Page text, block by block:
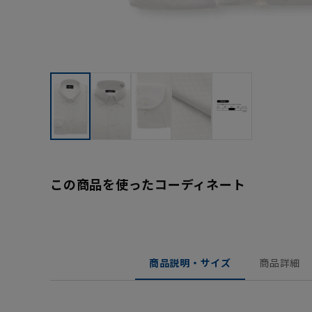
この商品を使ったコーディネート
商品説明・サイズ 商品詳細